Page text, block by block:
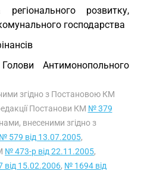
регіонального розвитку,
господарства
Антимонопольного
згідно з Постановою КМ
Постанови КМ № 379
внесеними згідно з
№ 579 від 13.07.2005,
№ 473-р від 22.11.2005,
від 15.02.2006, № 1694 від